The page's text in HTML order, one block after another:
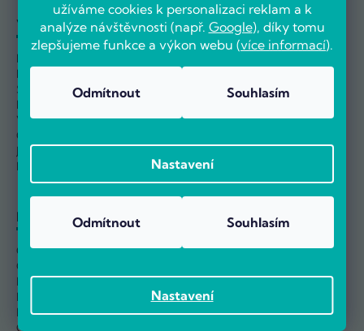
užíváme cookies k personalizaci reklam a k
analýze návštěvnosti (např. Google), díky tomu
zlepšujeme funkce a výkon webu (více informací).
Nastavení
Odmítnout Souhlasím
Nastavení
Odmítnout Souhlasím
Vše o nákupu
Možnosti dopravy
Možnosti platby
Splátkový prodej
Průvodce reklamací
Výměna a vrácení
Odstoupit od smlouvy
Jak nakupovat
Nejčastější dotazy
O nás
Naše prodejna
Velkoobchod
Informace
Obchodní podmínky
Ochrana osobních údajů
Informace o používání cookies
Nastavení sběru Cookies
Reklamační řád
Ověřování hodnocení